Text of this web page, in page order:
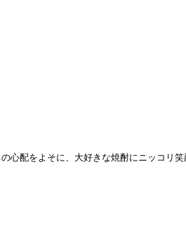
心配をよそに、大好きな焼酎にニッコリ笑